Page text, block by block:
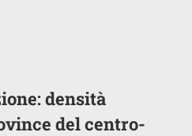
densità
del centro-